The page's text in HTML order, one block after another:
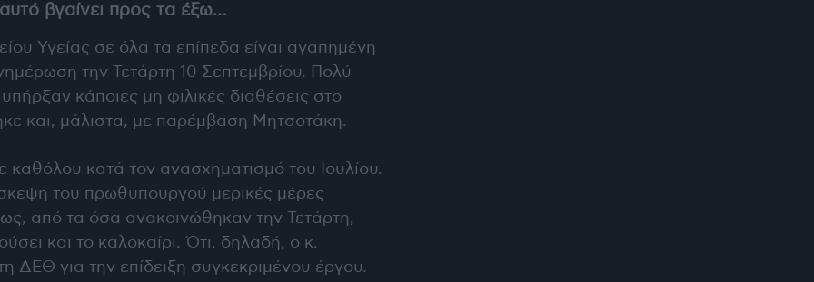
βγαίνει προς τα έξω…
Υγείας σε όλα τα επίπεδα είναι αγαπημένη
την Τετάρτη 10 Σεπτεμβρίου. Πολύ
κάποιες μη φιλικές διαθέσεις στο
και, μάλιστα, με παρέμβαση Μητσοτάκη.
καθόλου κατά τον ανασχηματισμό του Ιουλίου.
του πρωθυπουργού μερικές μέρες
από τα όσα ανακοινώθηκαν την Τετάρτη,
και το καλοκαίρι. Ότι, δηλαδή, ο κ.
ΔΕΘ για την επίδειξη συγκεκριμένου έργου.